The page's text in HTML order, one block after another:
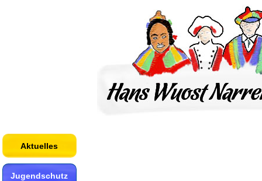
Aktuelles
Jugendschutz